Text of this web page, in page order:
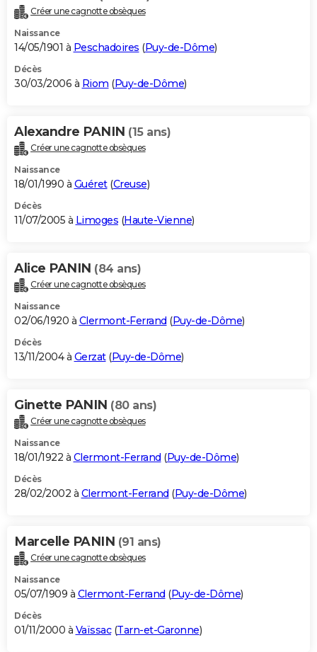
Créer une cagnotte obsèques
Naissance
14/05/1901 à Peschadoires (Puy-de-Dôme)
Décès
30/03/2006 à Riom (Puy-de-Dôme)
Alexandre PANIN (15 ans)
Créer une cagnotte obsèques
Naissance
18/01/1990 à Guéret(Creuse)
Décès
11/07/2005 à Limoges (Haute-Vienne)
Alice PANIN (84 ans)
Créer une cagnotte obsèques
Naissance
02/06/1920 à Clermont-Ferrand (Puy-de-Dôme)
Décès
13/11/2004 à Gerzat(Puy-de-Dôme)
Ginette PANIN (80 ans)
Créer une cagnotte obsèques
Naissance
18/01/1922 à Clermont-Ferrand (Puy-de-Dôme)
Décès
28/02/2002 à Clermont-Ferrand (Puy-de-Dôme)
Marcelle PANIN (91 ans)
Créer une cagnotte obsèques
Naissance
05/07/1909 à Clermont-Ferrand (Puy-de-Dôme)
Décès
01/11/2000 à Vaïssac(Tarn-et-Garonne)